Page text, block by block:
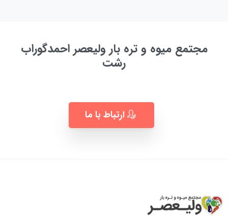
مجتمع میوه و تره بار ولیعصر احمدگوراب
رشت
ارتباط با ما